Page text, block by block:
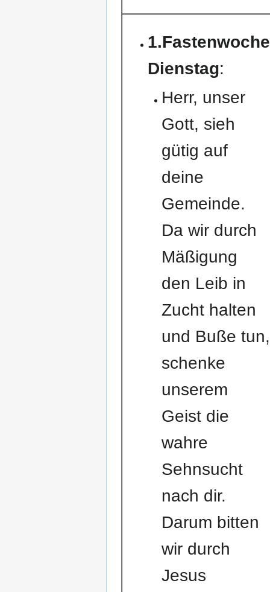
1.Fastenwoche
Dienstag:
Herr, unser
Gott, sieh
gütig auf
deine
Gemeinde.
Da wir durch
Mäßigung
den Leib in
Zucht halten
und Buße tun,
schenke
unserem
Geist die
wahre
Sehnsucht
nach dir.
Darum bitten
wir durch
Jesus